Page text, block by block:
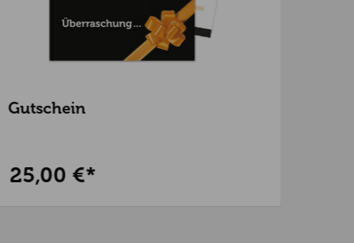
Gutschein
25,00 €*